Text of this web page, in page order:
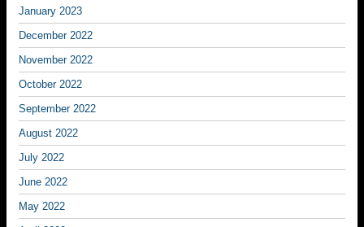
January 2023
December 2022
November 2022
October 2022
September 2022
August 2022
July 2022
June 2022
May 2022